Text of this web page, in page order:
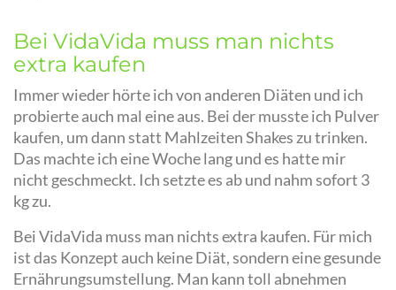
Bei VidaVida muss man nichts
extra kaufen
Immer wieder hörte ich von anderen Diäten und ich
probierte auch mal eine aus. Bei der musste ich Pulver
kaufen, um dann statt Mahlzeiten Shakes zu trinken.
Das machte ich eine Woche lang und es hatte mir
nicht geschmeckt. Ich setzte es ab und nahm sofort 3
kg zu.
Bei VidaVida muss man nichts extra kaufen. Für mich
ist das Konzept auch keine Diät, sondern eine gesunde
Ernährungsumstellung. Man kann toll abnehmen